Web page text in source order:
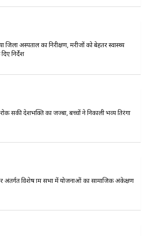
जिला अस्पताल का निरीक्षण, मरीजों को बेहतर स्वास्थ्य
निर्देश
सकी देशभक्ति का जज्बा, बच्चों ने निकाली भव्य तिरंगा
अंतर्गत विशेष ग्राम सभा में योजनाओं का सामाजिक अंकेक्षण